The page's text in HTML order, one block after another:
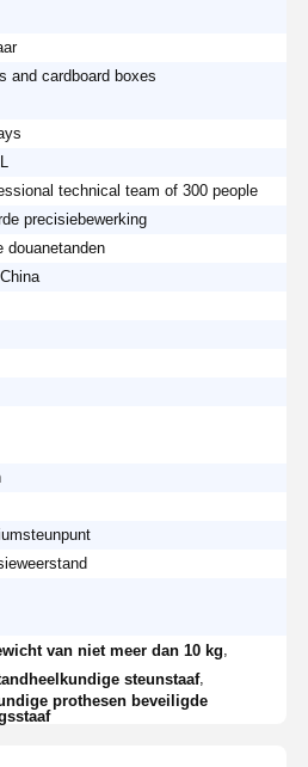
and cardboard boxes
technical team of 300 people
precisiebewerking
douanetanden
van niet meer dan 10 kg
steunstaaf,
prothesen beveiligde